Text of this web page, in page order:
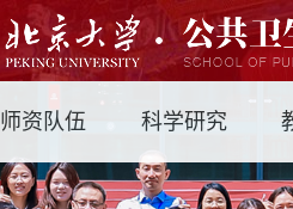
师资队伍 科学研究